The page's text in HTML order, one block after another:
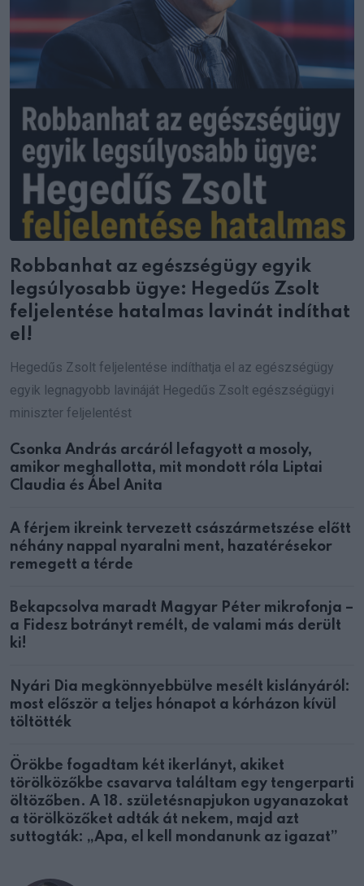
Robbanhat az egészségügy egyik
legsúlyosabb ügye: Hegedűs Zsolt
feljelentése hatalmas lavinát indíthat
el!
Hegedűs Zsolt feljelentése indíthatja el az egészségügy
egyik legnagyobb lavináját Hegedűs Zsolt egészségügyi
miniszter feljelentést
Csonka András arcáról lefagyott a mosoly,
amikor meghallotta, mit mondott róla Liptai
Claudia és Ábel Anita
A férjem ikreink tervezett császármetszése előtt
néhány nappal nyaralni ment, hazatérésekor
remegett a térde
Bekapcsolva maradt Magyar Péter mikrofonja –
a Fidesz botrányt remélt, de valami más derült
ki!
Nyári Dia megkönnyebbülve mesélt kislányáról:
most először a teljes hónapot a kórházon kívül
töltötték
Örökbe fogadtam két ikerlányt, akiket
törölközőkbe csavarva találtam egy tengerparti
öltözőben. A 18. születésnapjukon ugyanazokat
a törölközőket adták át nekem, majd azt
suttogták: „Apa, el kell mondanunk az igazat”